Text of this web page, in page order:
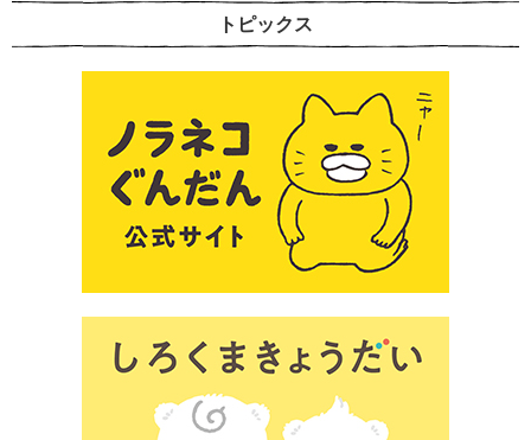
トピックス